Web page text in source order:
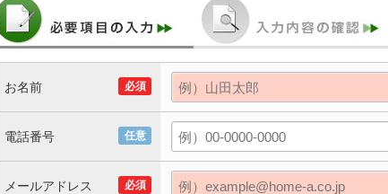
必須
お名前
任意
電話番号
必須
メールアドレス